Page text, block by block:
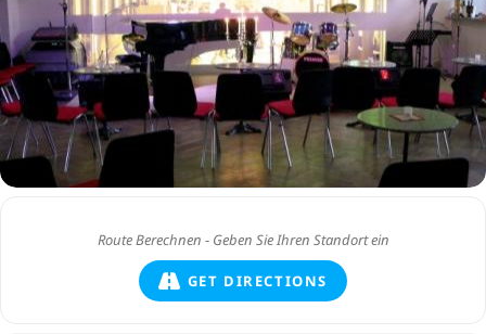
GET DIRECTIONS